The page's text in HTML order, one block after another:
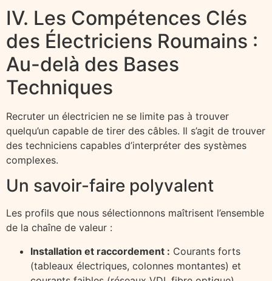
IV. Les Compétences Clés
des Électriciens Roumains :
Au-delà des Bases
Techniques
Recruter un électricien ne se limite pas à trouver
quelqu’un capable de tirer des câbles. Il s’agit de trouver
des techniciens capables d’interpréter des systèmes
complexes.
Un savoir-faire polyvalent
Les profils que nous sélectionnons maîtrisent l’ensemble
de la chaîne de valeur :
Installation et raccordement : Courants forts
(tableaux électriques, colonnes montantes) et